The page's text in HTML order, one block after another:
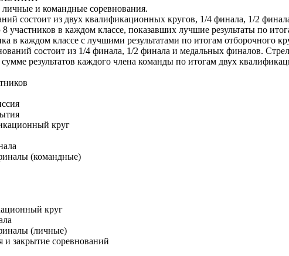
и командные соревнования.
состоит из двух квалификационных кругов, 1/4 финала, 1/2
участников в каждом классе, показавших лучшие результаты по
в каждом классе с лучшими результатами по итогам
состоит из 1/4 финала, 1/2 финала и медальных финалов.
результатов каждого члена команды по итогам двух
круг
(командные)
круг
(личные)
закрытие соревнований